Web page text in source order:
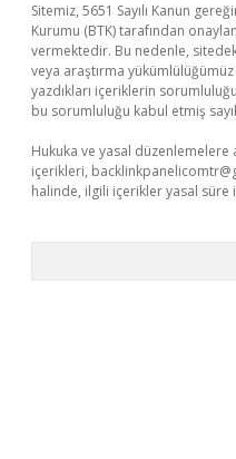
Sitemiz, 5651 Sayılı Kanun
Kurumu (BTK) tarafından
vermektedir. Bu nedenle,
veya araştırma
yazdıkları içeriklerin
bu sorumluluğu kabul etmiş
Hukuka ve yasal düzenlemelere
içerikleri,
halinde, ilgili içerikler yasal süre